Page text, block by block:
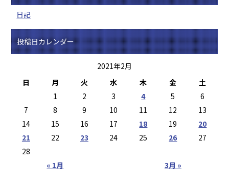
日記
投稿日カレンダー
2021年2月
日
月 火 水 木 金 土
« 1月 3月 »
1 2 3 4 5
6
7
8 9 10 11 12
13
14
15 16 17 18 19
20
21
22 23 24 25 26
27
28